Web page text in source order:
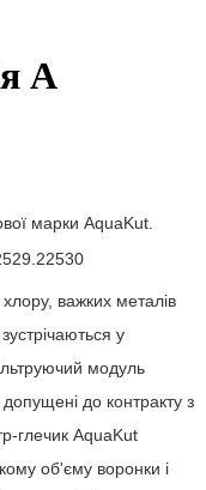
А
марки AquaKut.
важких металів
у
модуль
допущені до контракту з
глечик AquaKut
об'єму воронки і